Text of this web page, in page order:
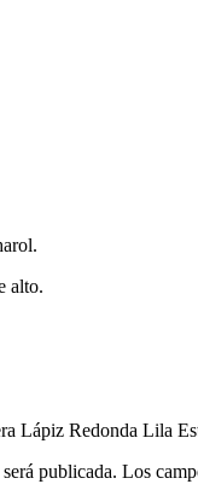
alto.
Lápiz Redonda Lila
publicada. Los